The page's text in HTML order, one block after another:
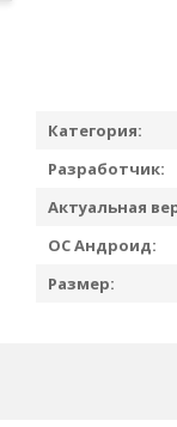
Категория:
Разработчик:
Актуальная
ОС Андроид:
Размер: